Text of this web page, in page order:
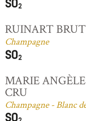
RUINART BRUT
Champagne
MARIE
CRU
Champagne - Blanc